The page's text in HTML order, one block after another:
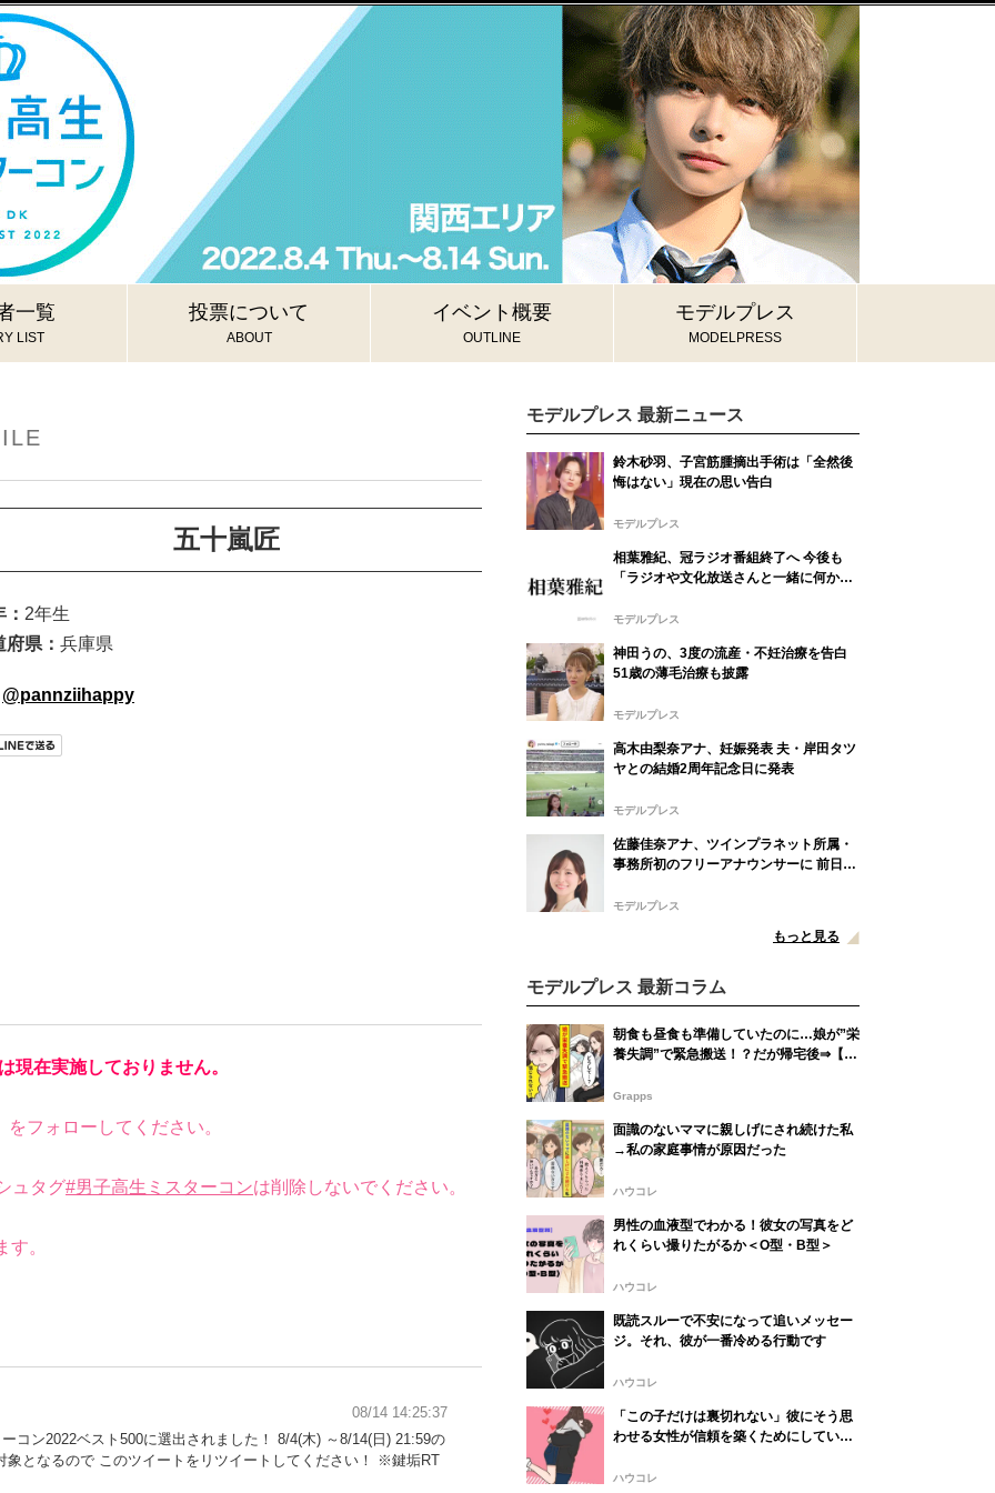
一覧
LIST
投票について
ABOUT
イベント概要
OUTLINE
モデルプレス
MODELPRESS
五十嵐匠
2年生
府県： 兵庫県
@pannziihappy
現在実施しておりません。
をフォローしてください。
ュタグ#男子高生ミスターコンは削除しないでください。
。
コン2022ベスト500に選出されました！ 8/4(木) ～8/14(日) 21:59の
象となるので このツイートをリツイートしてください！ ※鍵垢RT
08/14 14:25:37
モデルプレス 最新ニュース
鈴木砂羽、子宮筋腫摘出手術は「全然後
悔はない」現在の思い告白
モデルプレス
相葉雅紀、冠ラジオ番組終了へ 今後も
「ラジオや文化放送さんと一緒に何かや
モデルプレス
神田うの、3度の流産・不妊治療を告白
51歳の薄毛治療も披露
モデルプレス
高木由梨奈アナ、妊娠発表 夫・岸田タツ
ヤとの結婚2周年記念日に発表
モデルプレス
佐藤佳奈アナ、ツインプラネット所属・
事務所初のフリーアナウンサーに 前日に
モデルプレス
もっと見る
モデルプレス 最新コラム
朝食も昼食も準備していたのに…娘が”栄
養失調”で緊急搬送！？だが帰宅後⇒【原
Grapps
面識のないママに親しげにされ続けた私
→私の家庭事情が原因だった
ハウコレ
男性の血液型でわかる！彼女の写真をど
れくらい撮りたがるか＜O型・B型＞
ハウコレ
既読スルーで不安になって追いメッセー
ジ。それ、彼が一番冷める行動です
ハウコレ
「この子だけは裏切れない」彼にそう思
わせる女性が信頼を築くためにしている
ハウコレ